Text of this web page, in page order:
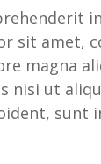
sit amet,
magna
nisi ut
sunt